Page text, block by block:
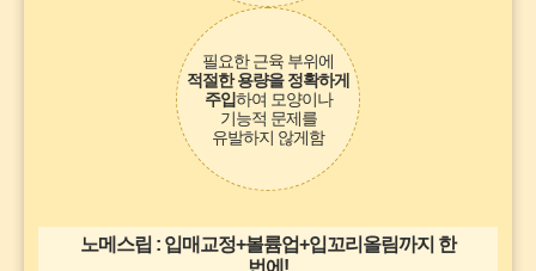
필요한 근육 부위에
적절한 용량을 정확하게
주입하여 모양이나
기능적 문제를
유발하지 않게함
노메스립 : 입매교정+볼륨업+입꼬리올림까지 한
번에!